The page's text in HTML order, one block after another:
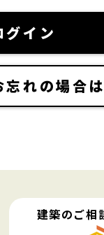
グイン
れの場合
建築のご相